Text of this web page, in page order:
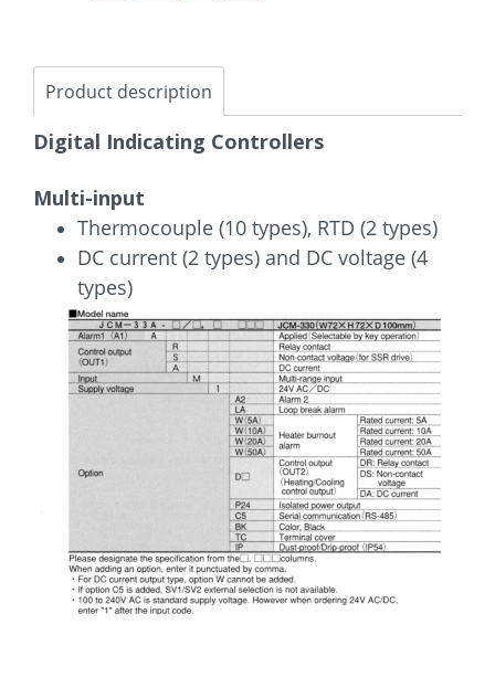
Product description
Digital Indicating Controllers
Multi-input
Thermocouple (10 types), RTD (2 types)
DC current (2 types) and DC voltage (4
types)